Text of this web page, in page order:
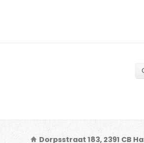
Dorpsstraat 183, 2391 CB